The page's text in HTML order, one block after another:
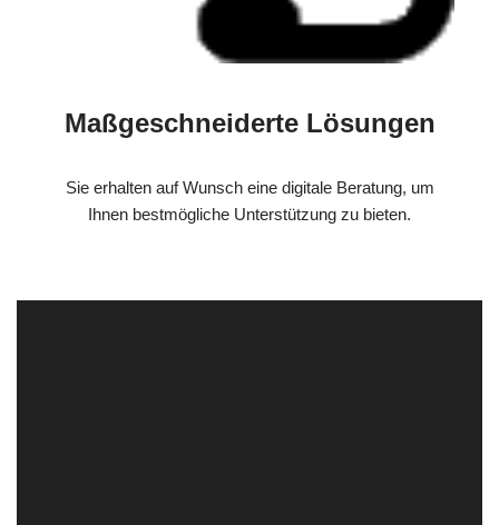
Maßgeschneiderte Lösungen
Sie erhalten auf Wunsch eine digitale Beratung, um
Ihnen bestmögliche Unterstützung zu bieten.